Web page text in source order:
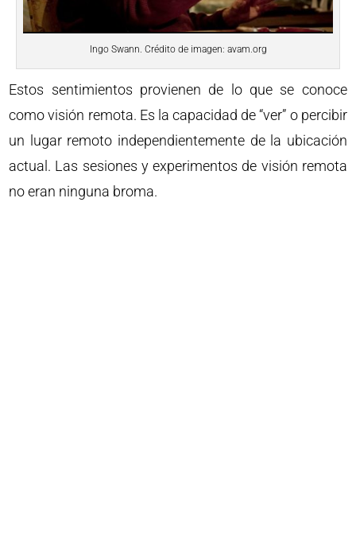
Ingo Swann. Crédito de imagen: avam.org
Estos sentimientos provienen de lo que se conoce
como visión remota. Es la capacidad de “ver” o percibir
un lugar remoto independientemente de la ubicación
actual. Las sesiones y experimentos de visión remota
no eran ninguna broma.